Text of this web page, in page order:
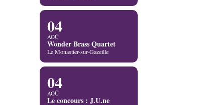
04
AOÛ
Wonder Brass Quartet
Le Monastier-sur-Gazeille
04
AOÛ
Le concours : J.U.ne